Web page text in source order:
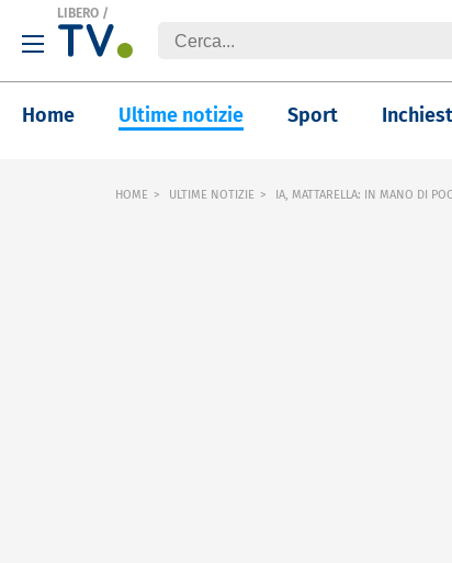
LIBERO /
Home Ultime notizie Sport
HOME ULTIME NOTIZIE IA, MATTARELLA: IN MANO DI